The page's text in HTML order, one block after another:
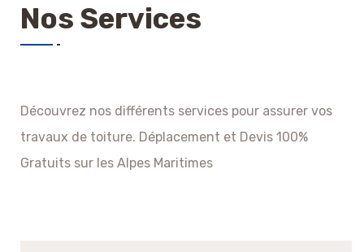
Nos Services
Découvrez nos différents services pour assurer vos
travaux de toiture. Déplacement et Devis 100%
Gratuits sur les Alpes Maritimes